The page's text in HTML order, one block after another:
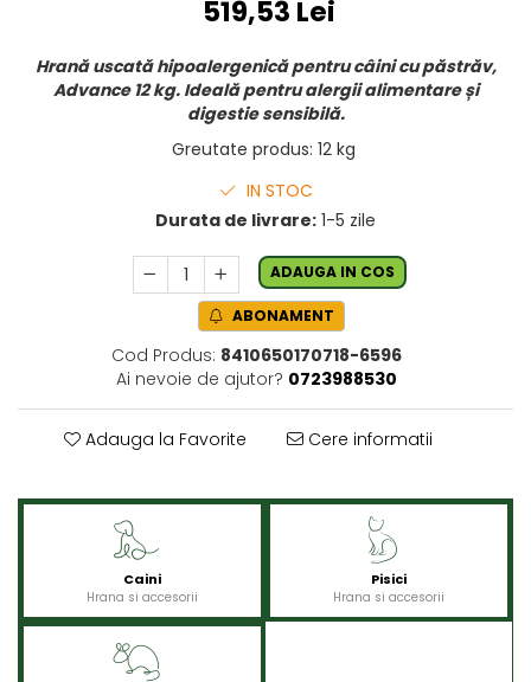
519,53 Lei
Hrană uscată hipoalergenică pentru câini cu păstrăv,
Advance 12 kg. Ideală pentru alergii alimentare și
digestie sensibilă.
Greutate produs: 12 kg
IN STOC
Durata de livrare: 1-5 zile
ADAUGA IN COS
ABONAMENT
Cod Produs: 8410650170718-6596
Ai nevoie de ajutor? 0723988530
Adauga la Favorite Cere informatii
Caini
Hrana si accesorii
Pisici
Hrana si accesorii